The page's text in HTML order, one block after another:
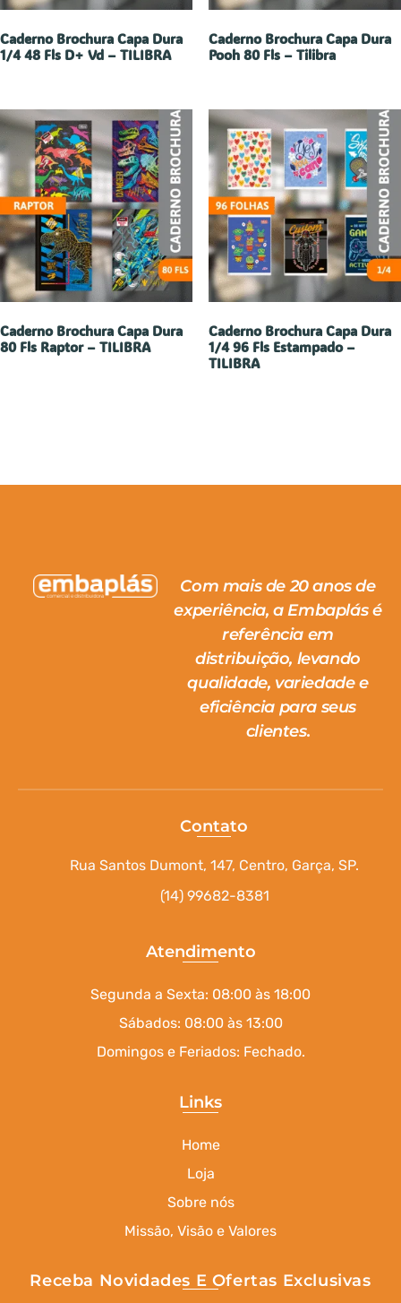
Caderno Brochura Capa Dura
1/4 48 Fls D+ Vd – TILIBRA
Caderno Brochura Capa Dura
Pooh 80 Fls – Tilibra
Caderno Brochura Capa Dura
80 Fls Raptor – TILIBRA
Caderno Brochura Capa Dura
1/4 96 Fls Estampado –
TILIBRA
Com mais de 20 anos de
experiência, a Embaplás é
referência em
distribuição, levando
qualidade, variedade e
eficiência para seus
clientes.
Contato
Rua Santos Dumont, 147, Centro, Garça, SP.
(14) 99682-8381
Atendimento
Segunda a Sexta: 08:00 às 18:00
Sábados: 08:00 às 13:00
Domingos e Feriados: Fechado.
Links
Home
Loja
Sobre nós
Missão, Visão e Valores
Receba Novidades E Ofertas Exclusivas